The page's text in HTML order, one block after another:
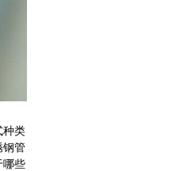
种类
钢管
哪些